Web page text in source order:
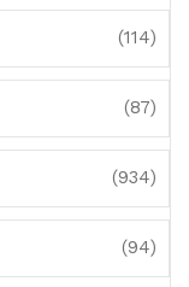
(114)
(87)
(934)
(94)